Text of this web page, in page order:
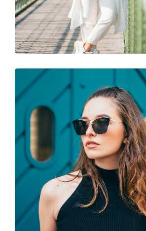
Βάρος:
Ρυθμιζόμενα μαξιλάρια μύτης:
Εύκαμπτη άρθρωση:
Αξεσουάρ
Παρέχονται με θήκη:
Πανί καθαρισμού:
Τύπος:
Κατηγορία:
Μάρκα:
Χρήση:
Κωδικός Προϊόντος / Μοντέλο: